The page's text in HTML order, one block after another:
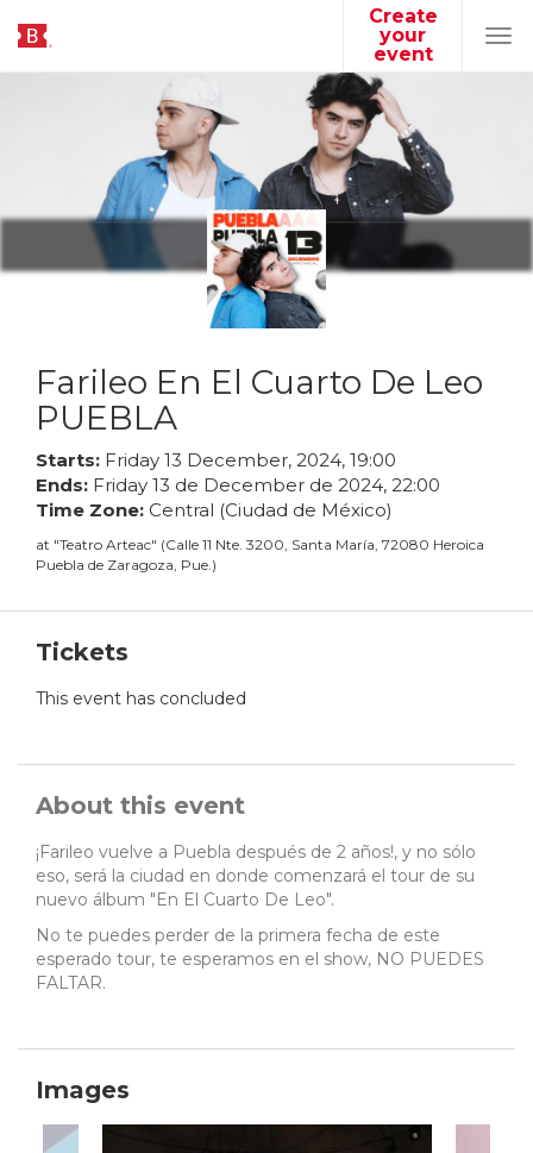
Create
your
event
Farileo En El Cuarto De Leo
PUEBLA
Starts: Friday 13 December, 2024, 19:00
Ends: Friday 13 de December de 2024, 22:00
Time Zone: Central (Ciudad de México)
at "Teatro Arteac" (Calle 11 Nte. 3200, Santa María, 72080 Heroica
Puebla de Zaragoza, Pue.)
Tickets
This event has concluded
About this event
¡Farileo vuelve a Puebla después de 2 años!, y no sólo
eso, será la ciudad en donde comenzará el tour de su
nuevo álbum "En El Cuarto De Leo".
No te puedes perder de la primera fecha de este
esperado tour, te esperamos en el show, NO PUEDES
FALTAR.
Images